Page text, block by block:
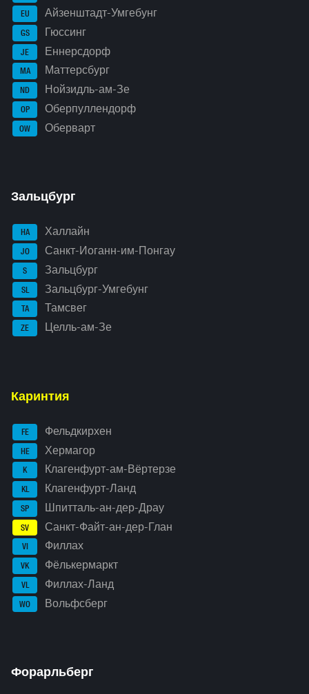
EU Айзенштадт-Умгебунг
GS Гюссинг
JE Еннерсдорф
MA Маттерсбург
ND Нойзидль-ам-Зе
OP Оберпуллендорф
OW Оберварт
Зальцбург
HA Халлайн
JO Санкт-Иоганн-им-Понгау
S Зальцбург
SL Зальцбург-Умгебунг
TA Тамсвег
ZE Целль-ам-Зе
Каринтия
FE Фельдкирхен
HE Хермагор
K Клагенфурт-ам-Вёртерзе
KL Клагенфурт-Ланд
SP Шпитталь-ан-дер-Драу
SV Санкт-Файт-ан-дер-Глан
VI Филлах
VK Фёлькермаркт
VL Филлах-Ланд
WO Вольфсберг
Форарльберг